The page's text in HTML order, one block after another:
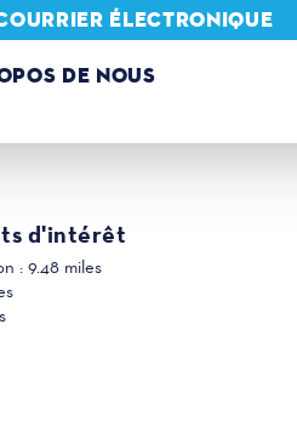
DE NOUS
ÉLECTRONIQUE
d'intérêt
: 9.48 miles